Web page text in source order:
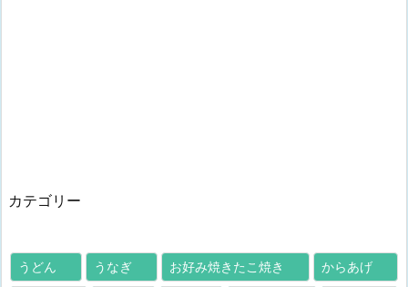
カテゴリー
うどん うなぎ お好み焼きたこ焼き からあげ